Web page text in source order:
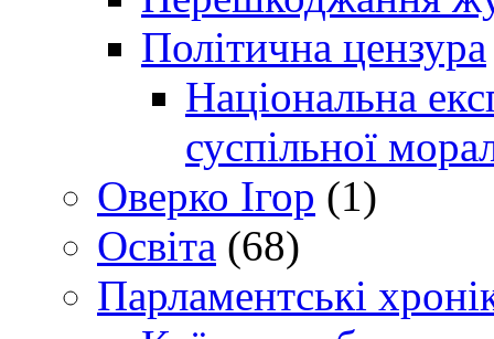
Політична цензура
Національна
суспільної
Оверко Ігор (1)
Освіта (68)
Парламентські